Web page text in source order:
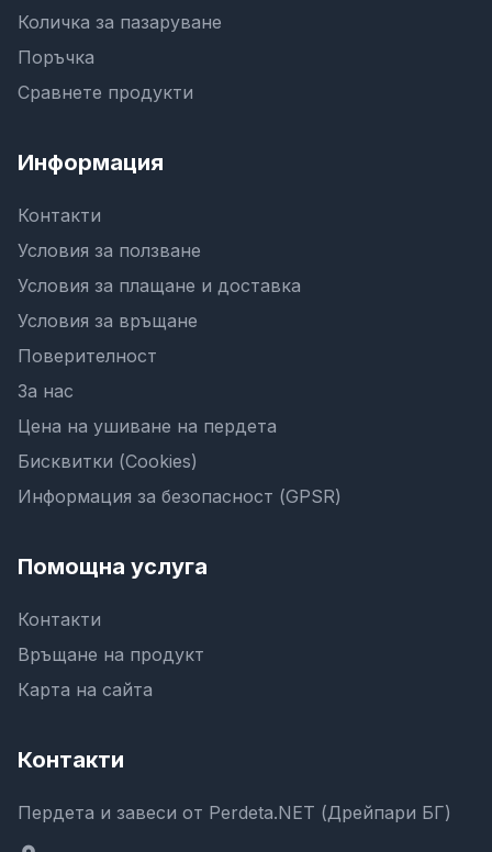
Количка за пазаруване
Поръчка
Сравнете продукти
Информация
Контакти
Условия за ползване
Условия за плащане и доставка
Условия за връщане
Поверителност
За нас
Цена на ушиване на пердета
Бисквитки (Cookies)
Информация за безопасност (GPSR)
Помощна услуга
Контакти
Връщане на продукт
Карта на сайта
Контакти
Пердета и завеси от Perdeta.NET (Дрейпари БГ)